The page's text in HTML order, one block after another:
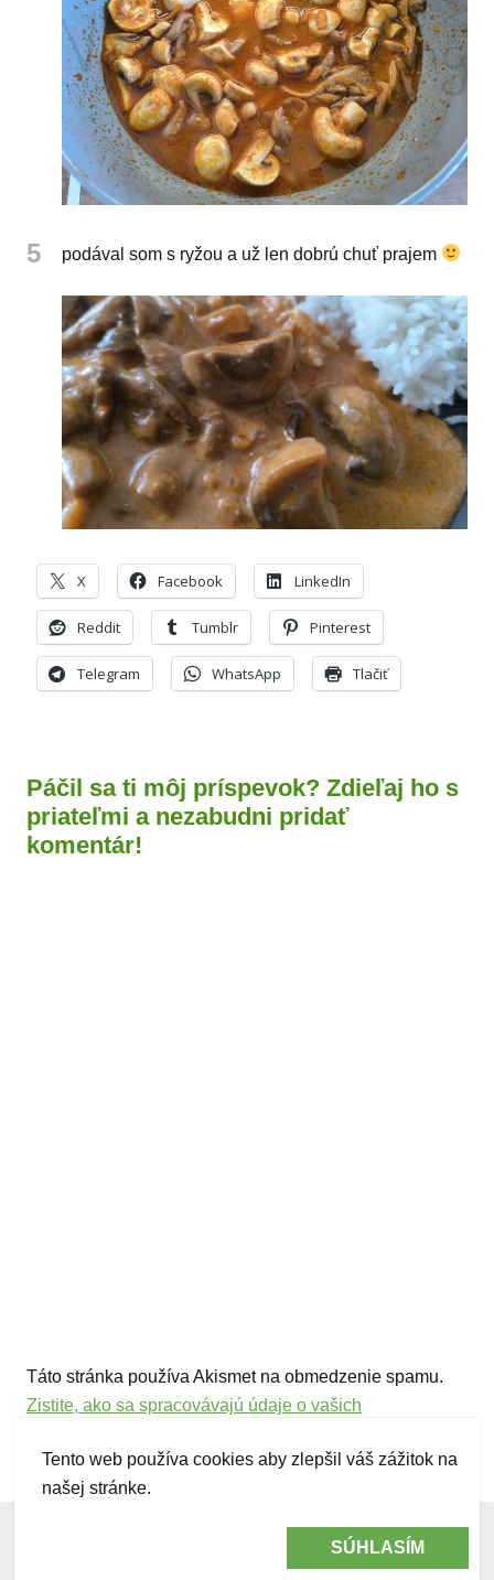
5 podával som s ryžou a už len dobrú chuť prajem
X Facebook LinkedIn
Reddit Tumblr Pinterest
Telegram WhatsApp Tlačiť
Páčil sa ti môj príspevok? Zdieľaj ho s
priateľmi a nezabudni pridať
komentár!
Táto stránka používa Akismet na obmedzenie spamu.
Zistite, ako sa spracovávajú údaje o vašich
vegan@vegancooking.sk
Tento web používa cookies aby zlepšil váš zážitok na
našej stránke.
SÚHLASÍM